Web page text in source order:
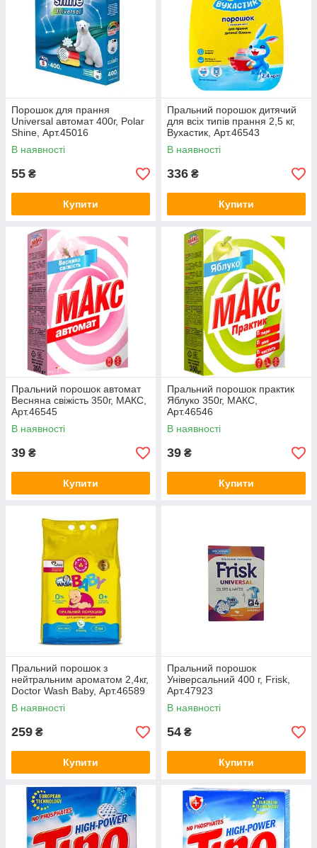
Порошок для прання
Universal автомат 400г, Polar
Shine, Арт.45016
В наявності
55 ₴
Купити
Пральний порошок дитячий
для всіх типів прання 2,5 кг,
Вухастик, Арт.46543
В наявності
336 ₴
Купити
Пральний порошок автомат
Весняна свіжість 350г, МАКС,
Арт.46545
В наявності
39 ₴
Купити
Пральний порошок практик
Яблуко 350г, МАКС,
Арт.46546
В наявності
39 ₴
Купити
Пральний порошок з
нейтральним ароматом 2,4кг,
Doctor Wash Baby, Арт.46589
В наявності
259 ₴
Купити
Пральний порошок
Універсальний 400 г, Frisk,
Арт.47923
В наявності
54 ₴
Купити